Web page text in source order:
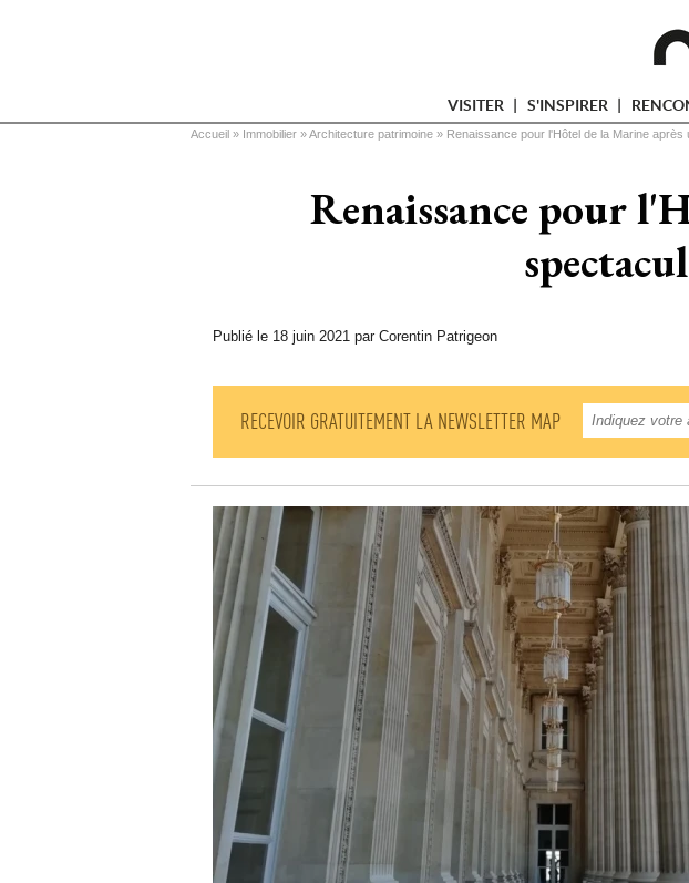
VISITER S'INSPIRER
Vous êtes ici
Accueil » Immobilier » Architecture patrimoine » Renaissance pour l'Hôtel de la Marine
Renaissance pour
Publié le 18 juin 2021 par Corentin Patrigeon
RECEVOIR GRATUITEMENT LA NEWSLETTER MAP